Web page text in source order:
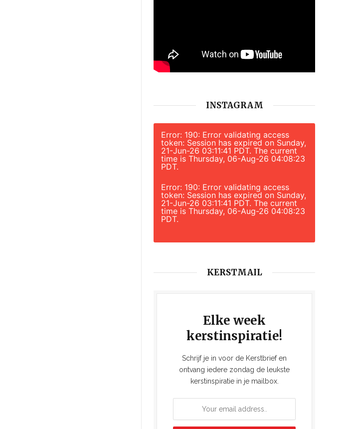
INSTAGRAM
Error: 190: Error validating access
token: Session has expired on Sunday,
21-Jun-26 03:11:41 PDT. The current
time is Thursday, 06-Aug-26 04:08:23
PDT.
Error: 190: Error validating access
token: Session has expired on Sunday,
21-Jun-26 03:11:41 PDT. The current
time is Thursday, 06-Aug-26 04:08:23
PDT.
KERSTMAIL
Elke week
kerstinspiratie!
Schrijf je in voor de Kerstbrief en
ontvang iedere zondag de leukste
kerstinspiratie in je mailbox.